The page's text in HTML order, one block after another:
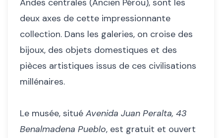
deux axes de cette impressionnante
collection. Dans les galeries, on croise des
bijoux, des objets domestiques et des
pièces artistiques issus de ces civilisations
millénaires.
Le musée, situé Avenida Juan Peralta, 43
Benalmadena Pueblo, est gratuit et ouvert